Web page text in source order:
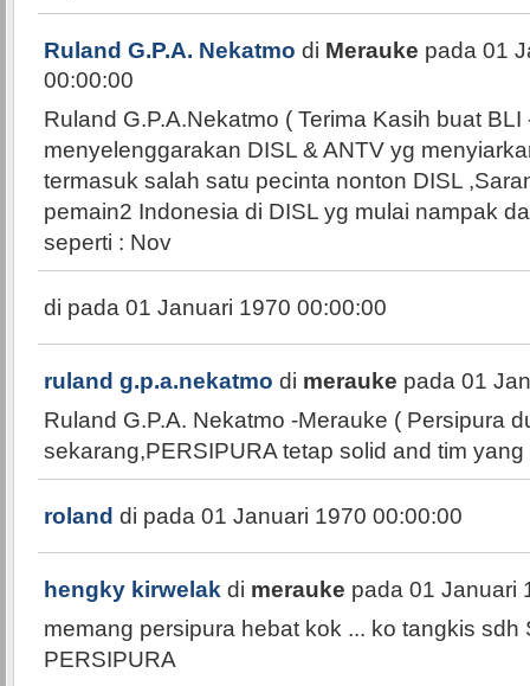
Ruland G.P.A. Nekatmo di Merauke pada 01
00:00:00
Ruland G.P.A.Nekatmo ( Terima Kasih buat BLI
menyelenggarakan DISL & ANTV yg
termasuk salah satu pecinta nonton DISL
pemain2 Indonesia di DISL yg mulai nampak
seperti : Nov
di pada 01 Januari 1970 00:00:00
ruland g.p.a.nekatmo di merauke pada 01
Ruland G.P.A. Nekatmo -Merauke ( Persipura
sekarang,PERSIPURA tetap solid and tim yang
roland di pada 01 Januari 1970 00:00:00
hengky kirwelak di merauke pada 01 Januari
memang persipura hebat kok ... ko tangkis sdh
PERSIPURA